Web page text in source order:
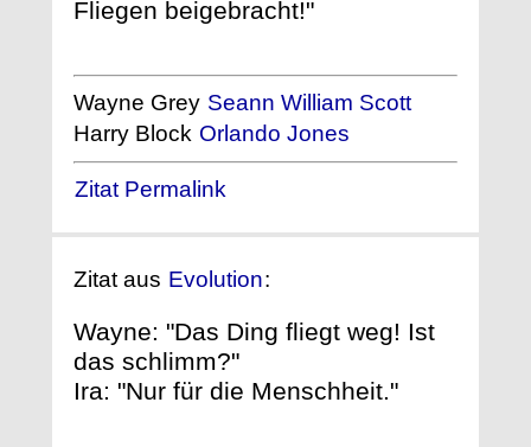
Fliegen beigebracht!"
Wayne Grey Seann William Scott
Harry Block Orlando Jones
Zitat Permalink
Zitat aus Evolution:
Wayne: "Das Ding fliegt weg! Ist
das schlimm?"
Ira: "Nur für die Menschheit."